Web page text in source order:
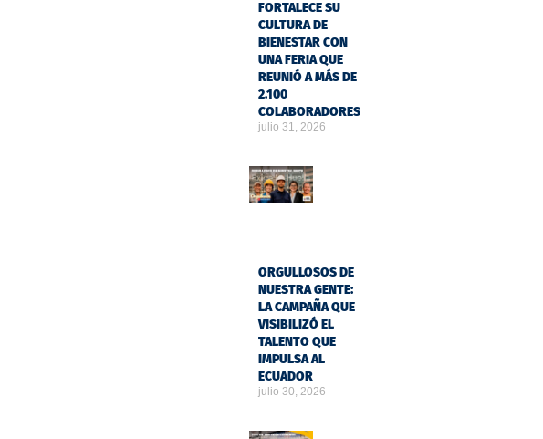
FORTALECE SU
CULTURA DE
BIENESTAR CON
UNA FERIA QUE
REUNIÓ A MÁS DE
2.100
COLABORADORES
julio 31, 2026
ORGULLOSOS DE
NUESTRA GENTE:
LA CAMPAÑA QUE
VISIBILIZÓ EL
TALENTO QUE
IMPULSA AL
ECUADOR
julio 30, 2026